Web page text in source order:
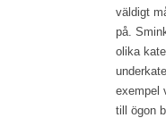
väldigt
på.
olika
exempel
till ögon